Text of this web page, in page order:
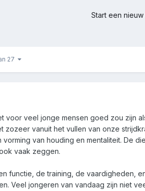
Start een
27
voor veel jonge mensen goed zou zijn
zozeer vanuit het vullen van onze
van houding en mentaliteit. De
vaak zeggen.
functie, de training, de vaardigheden,
Veel jongeren van vandaag zijn niet